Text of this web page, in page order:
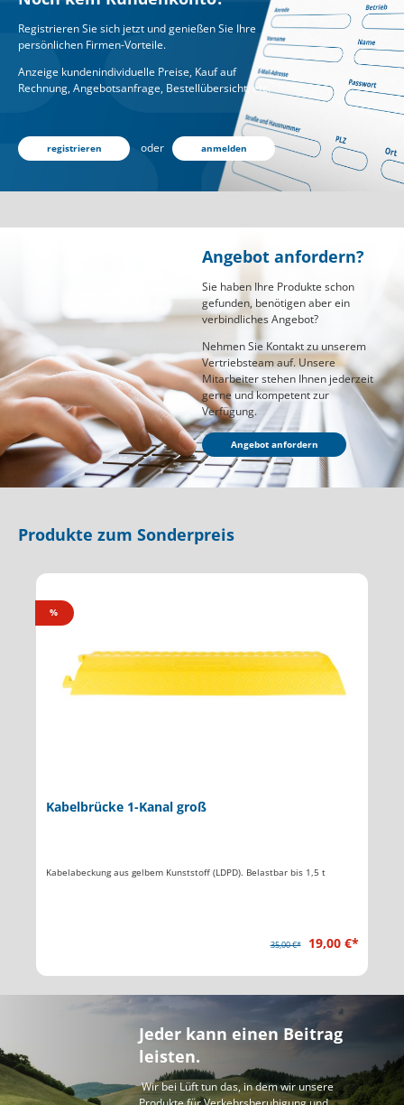
Registrieren Sie sich jetzt und genießen Sie Ihre
persönlichen Firmen-Vorteile.
Anzeige kundenindividuelle Preise, Kauf auf
Rechnung, Angebotsanfrage, Bestellübersicht, etc.
registrieren oder anmelden
Angebot anfordern?
Sie haben Ihre Produkte schon
gefunden, benötigen aber ein
verbindliches Angebot?
Nehmen Sie Kontakt zu unserem
Vertriebsteam auf. Unsere
Mitarbeiter stehen Ihnen jederzeit
gerne und kompetent zur
Verfügung.
Angebot anfordern
Produkte zum Sonderpreis
%
Verkehrsspiegel ABS-Kunststoff 800 mm
Verkehrs- und Überwachungsspiegel. Spiegelfläche aus Edelstahl,
295,00 €* 279,00 €*
Jeder kann einen Beitrag
leisten.
Wir bei Lüft tun das, in dem wir unsere